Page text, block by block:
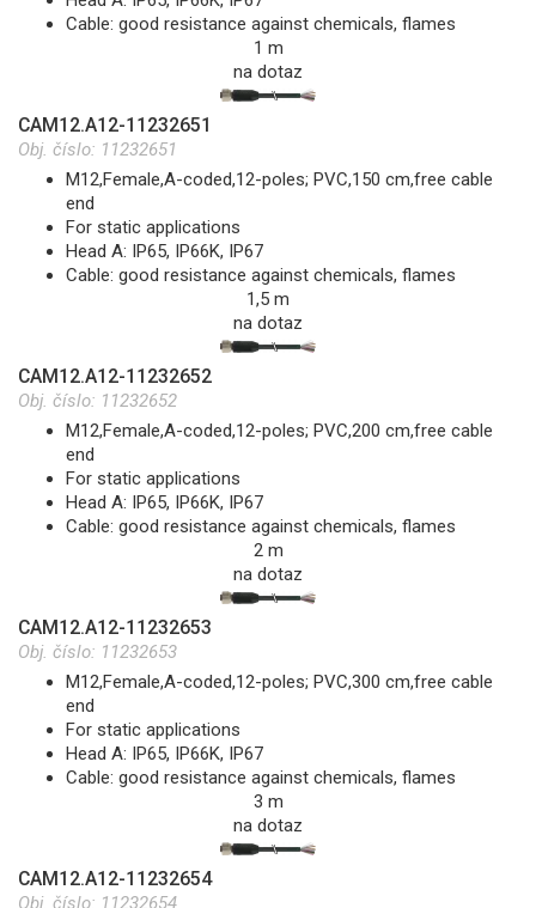
Cable: good resistance against chemicals, flames
1 m
na dotaz
CAM12.A12-11232651
Obj. číslo: 11232651
M12,Female,A-coded,12-poles; PVC,150 cm,free cable
end
For static applications
Head A: IP65, IP66K, IP67
Cable: good resistance against chemicals, flames
1,5 m
na dotaz
CAM12.A12-11232652
Obj. číslo: 11232652
M12,Female,A-coded,12-poles; PVC,200 cm,free cable
end
For static applications
Head A: IP65, IP66K, IP67
Cable: good resistance against chemicals, flames
2 m
na dotaz
CAM12.A12-11232653
Obj. číslo: 11232653
M12,Female,A-coded,12-poles; PVC,300 cm,free cable
end
For static applications
Head A: IP65, IP66K, IP67
Cable: good resistance against chemicals, flames
3 m
na dotaz
CAM12.A12-11232654
Obj. číslo: 11232654